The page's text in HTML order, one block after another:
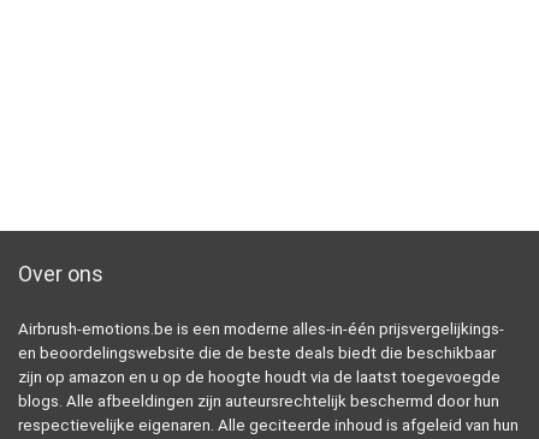
Over ons
Airbrush-emotions.be is een moderne alles-in-één prijsvergelijkings-
en beoordelingswebsite die de beste deals biedt die beschikbaar
zijn op amazon en u op de hoogte houdt via de laatst toegevoegde
blogs. Alle afbeeldingen zijn auteursrechtelijk beschermd door hun
respectievelijke eigenaren. Alle geciteerde inhoud is afgeleid van hun